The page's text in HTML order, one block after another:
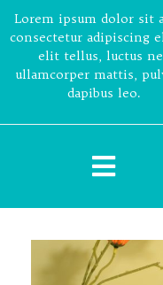
Lorem ipsum dolor sit
consectetur adipiscing
elit tellus, luctus
ullamcorper mattis,
dapibus leo.